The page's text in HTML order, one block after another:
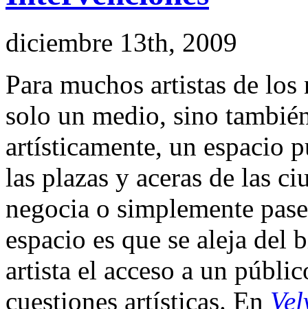
diciembre 13th, 2009
Para muchos artistas de
solo un medio, sino
artísticamente, un espacio
las plazas y aceras de las
negocia o simplemente
espacio es que se aleja
artista el acceso a un
cuestiones artísticas. En